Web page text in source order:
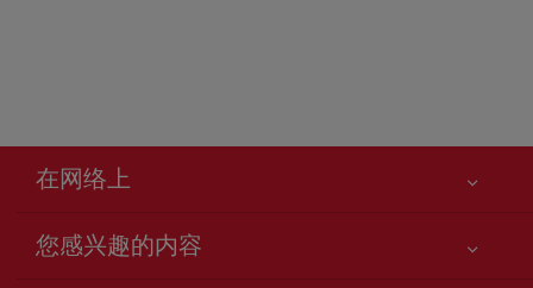
在网络上
您感兴趣的内容